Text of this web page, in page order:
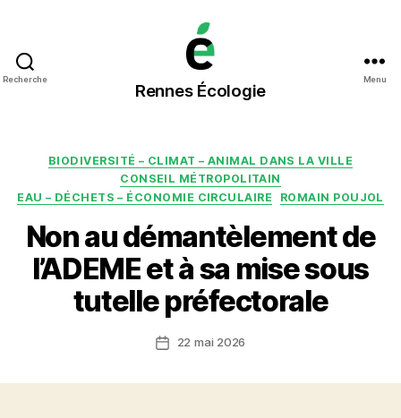
Recherche
Rennes
Écologie
Rennes Écologie
Menu
Catégories
BIODIVERSITÉ – CLIMAT – ANIMAL DANS LA VILLE
CONSEIL MÉTROPOLITAIN
EAU – DÉCHETS – ÉCONOMIE CIRCULAIRE
ROMAIN POUJOL
Non au démantèlement de
l’ADEME et à sa mise sous
tutelle préfectorale
Date22 mai 2026